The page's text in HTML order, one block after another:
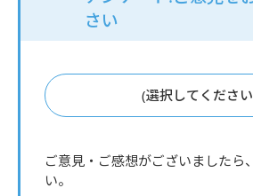
さい
(選択してくださ
ご意見・ご感想がございましたら
い。